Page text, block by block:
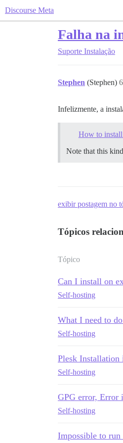
Discourse Meta
Falha na
Suporte Instalação
Stephen (Stephen) 6
Infelizmente, a
How to
Note that this
exibir postagem no
Tópicos
Tópico
Can I install on
Self-hosting
What I need to
Self-hosting
Plesk Installation
Self-hosting
GPG error, Error
Self-hosting
Impossible to run